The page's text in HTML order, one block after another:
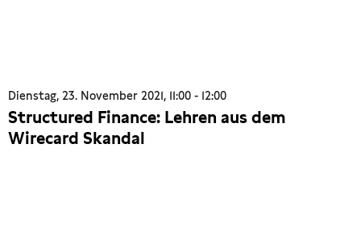
Dienstag, 23. November 2021, 11:00 - 12:00
Structured Finance: Lehren aus dem
Wirecard Skandal